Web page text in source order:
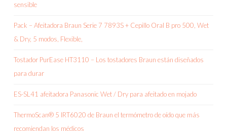
sensible
Pack – Afeitadora Braun Serie 7 7893S + Cepillo Oral B pro 500, Wet
& Dry, 5 modos, Flexible,
Tostador PurEase HT3110 – Los tostadores Braun están diseñados
para durar
ES-SL41 afeitadora Panasonic Wet / Dry para afeitado en mojado
ThermoScan® 5 IRT6020 de Braun el termómetro de oído que más
recomiendan los médicos